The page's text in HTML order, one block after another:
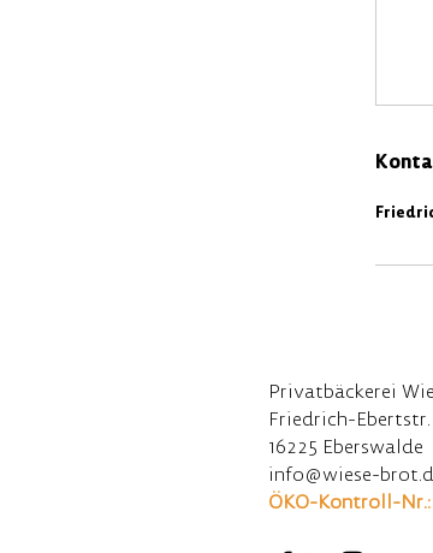
Privatbäckerei
Friedrich-Ebertstr.
16225 Eberswalde
info@wiese-
ÖKO-Kontroll-